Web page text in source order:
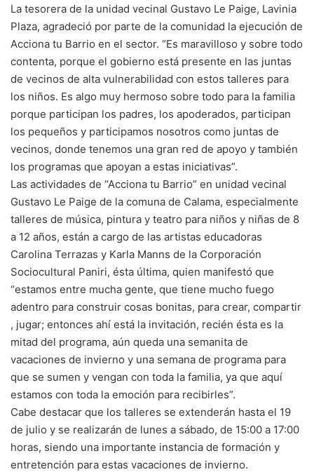
La tesorera de la unidad vecinal Gustavo Le Paige, Lavinia
Plaza, agradeció por parte de la comunidad la ejecución de
Acciona tu Barrio en el sector. “Es maravilloso y sobre todo
contenta, porque el gobierno está presente en las juntas
de vecinos de alta vulnerabilidad con estos talleres para
los niños. Es algo muy hermoso sobre todo para la familia
porque participan los padres, los apoderados, participan
los pequeños y participamos nosotros como juntas de
vecinos, donde tenemos una gran red de apoyo y también
los programas que apoyan a estas iniciativas”.
Las actividades de “Acciona tu Barrio” en unidad vecinal
Gustavo Le Paige de la comuna de Calama, especialmente
talleres de música, pintura y teatro para niños y niñas de 8
a 12 años, están a cargo de las artistas educadoras
Carolina Terrazas y Karla Manns de la Corporación
Sociocultural Paniri, ésta última, quien manifestó que
“estamos entre mucha gente, que tiene mucho fuego
adentro para construir cosas bonitas, para crear, compartir
, jugar; entonces ahí está la invitación, recién ésta es la
mitad del programa, aún queda una semanita de
vacaciones de invierno y una semana de programa para
que se sumen y vengan con toda la familia, ya que aquí
estamos con toda la emoción para recibirles”.
Cabe destacar que los talleres se extenderán hasta el 19
de julio y se realizarán de lunes a sábado, de 15:00 a 17:00
horas, siendo una importante instancia de formación y
entretención para estas vacaciones de invierno.